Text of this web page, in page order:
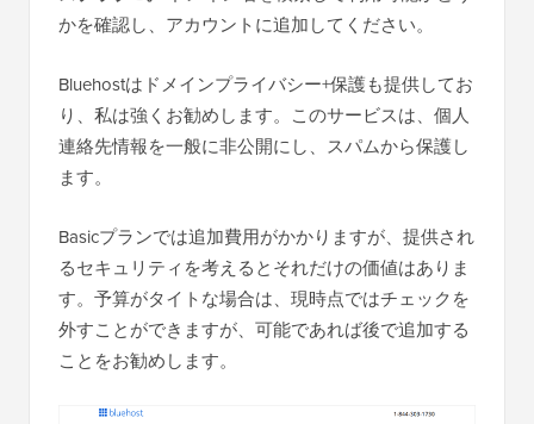
かを確認し、アカウントに追加してください。
Bluehostはドメインプライバシー+保護も提供してお
り、私は強くお勧めします。このサービスは、個人
連絡先情報を一般に非公開にし、スパムから保護し
ます。
Basicプランでは追加費用がかかりますが、提供され
るセキュリティを考えるとそれだけの価値はありま
す。予算がタイトな場合は、現時点ではチェックを
外すことができますが、可能であれば後で追加する
ことをお勧めします。